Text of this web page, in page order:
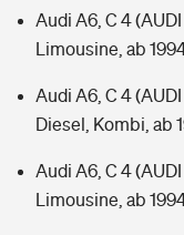
Audi A6, C 4
Limousine, ab
Audi A6, C 4
Diesel, Kombi, ab
Audi A6, C 4
Limousine, ab